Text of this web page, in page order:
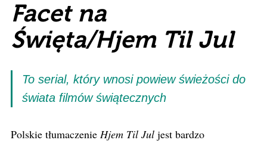
Facet na
Święta/Hjem Til Jul
To serial, który wnosi powiew świeżości do
świata filmów świątecznych
Polskie tłumaczenie Hjem Til Jul jest bardzo